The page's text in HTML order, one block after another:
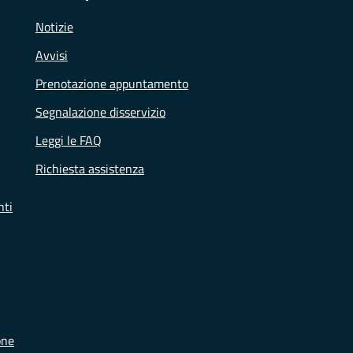
Notizie
Avvisi
Prenotazione appuntamento
Segnalazione disservizio
Leggi le FAQ
Richiesta assistenza